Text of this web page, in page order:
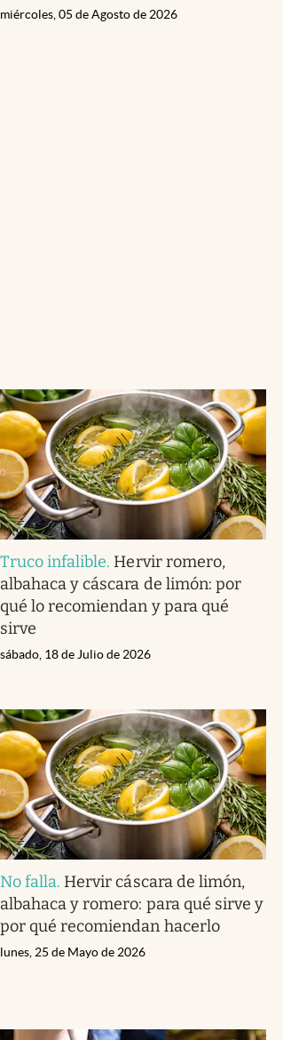
miércoles, 05 de Agosto de 2026
Truco infalible. Hervir romero,
albahaca y cáscara de limón: por
qué lo recomiendan y para qué
sirve
sábado, 18 de Julio de 2026
No falla. Hervir cáscara de limón,
albahaca y romero: para qué sirve y
por qué recomiendan hacerlo
lunes, 25 de Mayo de 2026